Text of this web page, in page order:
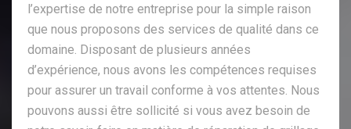
l’expertise de notre entreprise pour la simple raison
que nous proposons des services de qualité dans ce
domaine. Disposant de plusieurs années
d’expérience, nous avons les compétences requises
pour assurer un travail conforme à vos attentes. Nous
pouvons aussi être sollicité si vous avez besoin de